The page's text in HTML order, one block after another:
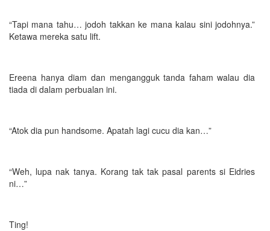
“Tapi mana tahu… jodoh takkan ke mana kalau sini jodohnya.”
Ketawa mereka satu lift.
Ereena hanya diam dan mengangguk tanda faham walau dia
tiada di dalam perbualan ini.
“Atok dia pun handsome. Apatah lagi cucu dia kan…”
“Weh, lupa nak tanya. Korang tak tak pasal parents si Eidries
ni…”
Ting!